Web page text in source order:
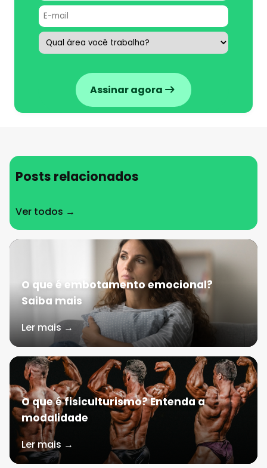
Assinar agora
Posts relacionados
Ver todos →
O que é embotamento emocional?
Saiba mais
Ler mais →
O que é fisiculturismo? Entenda a
modalidade
Ler mais →